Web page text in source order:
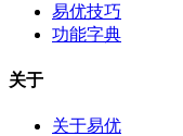
易优技巧
功能字典
关于
关于易优